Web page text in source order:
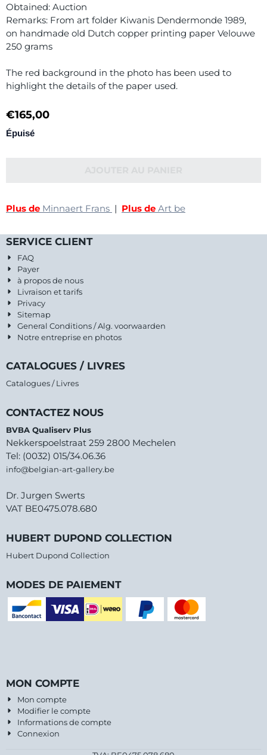
Obtained: Auction
Remarks: From art folder Kiwanis Dendermonde 1989,
on handmade old Dutch copper printing paper Velouwe
250 grams
The red background in the photo has been used to
highlight the details of the paper used.
€165,00
Épuisé
Plus de Minnaert Frans | Plus de Art be
SERVICE CLIENT
FAQ
Payer
à propos de nous
Livraison et tarifs
Privacy
Sitemap
General Conditions / Alg. voorwaarden
Notre entreprise en photos
CATALOGUES / LIVRES
Catalogues / Livres
CONTACTEZ NOUS
BVBA Qualiserv Plus
Nekkerspoelstraat 259 2800 Mechelen
Tel: (0032) 015/34.06.36
info@belgian-art-gallery.be
Dr. Jurgen Swerts
VAT BE0475.078.680
HUBERT DUPOND COLLECTION
Hubert Dupond Collection
MODES DE PAIEMENT
MON COMPTE
Mon compte
Modifier le compte
Informations de compte
Connexion